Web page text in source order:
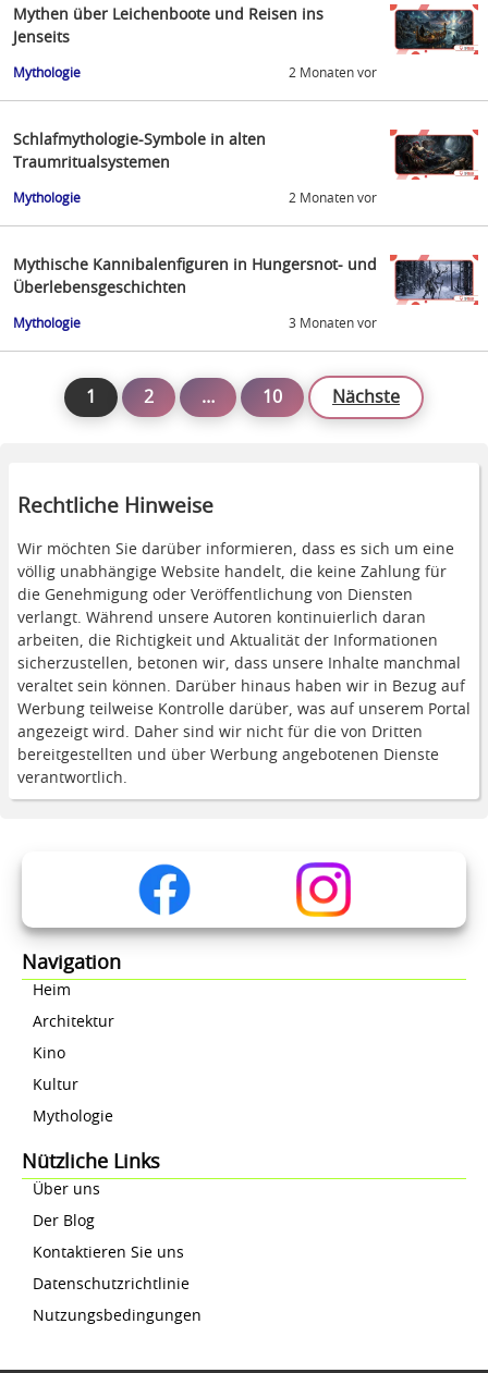
Mythen über Leichenboote und Reisen ins
Jenseits
Mythologie 2 Monaten vor
Schlafmythologie-Symbole in alten
Traumritualsystemen
Mythologie 2 Monaten vor
Mythische Kannibalenfiguren in Hungersnot- und
Überlebensgeschichten
Mythologie 3 Monaten vor
1 2 … 10 Nächste
Rechtliche Hinweise
Wir möchten Sie darüber informieren, dass es sich um eine
völlig unabhängige Website handelt, die keine Zahlung für
die Genehmigung oder Veröffentlichung von Diensten
verlangt. Während unsere Autoren kontinuierlich daran
arbeiten, die Richtigkeit und Aktualität der Informationen
sicherzustellen, betonen wir, dass unsere Inhalte manchmal
veraltet sein können. Darüber hinaus haben wir in Bezug auf
Werbung teilweise Kontrolle darüber, was auf unserem Portal
angezeigt wird. Daher sind wir nicht für die von Dritten
bereitgestellten und über Werbung angebotenen Dienste
verantwortlich.
Navigation
Heim
Architektur
Kino
Kultur
Mythologie
Nützliche Links
Über uns
Der Blog
Kontaktieren Sie uns
Datenschutzrichtlinie
Nutzungsbedingungen